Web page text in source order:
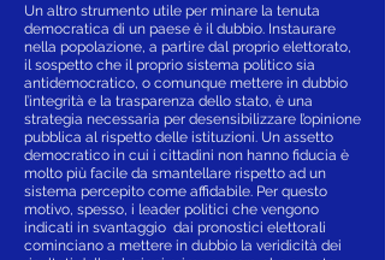
Un altro strumento utile per minare la tenuta
democratica di un paese è il dubbio. Instaurare
nella popolazione, a partire dal proprio elettorato,
il sospetto che il proprio sistema politico sia
antidemocratico, o comunque mettere in dubbio
l’integrità e la trasparenza dello stato, è una
strategia necessaria per desensibilizzare l’opinione
pubblica al rispetto delle istituzioni. Un assetto
democratico in cui i cittadini non hanno fiducia è
molto più facile da smantellare rispetto ad un
sistema percepito come affidabile. Per questo
motivo, spesso, i leader politici che vengono
indicati in svantaggio dai pronostici elettorali
cominciano a mettere in dubbio la veridicità dei